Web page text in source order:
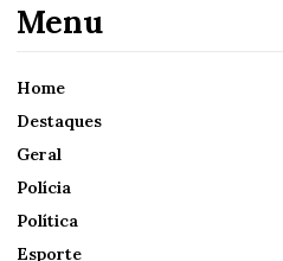
Menu
Home
Destaques
Geral
Polícia
Política
Esporte